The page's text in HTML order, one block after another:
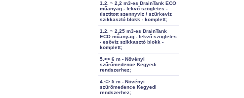
1.2. ~ 2,2 m3-es DrainTank ECO
műanyag - fekvő szögletes -
tisztított szennyvíz / szürkevíz
szikkasztó blokk - komplett;
1.2. ~ 2,25 m3-es DrainTank
ECO műanyag - fekvő szögletes
- esővíz szikkasztó blokk -
komplett;
5.<> 6 m - Növényi
szűrőmedence Kegyedi
rendszerhez;
4.<> 5 m - Növényi
szűrőmedence Kegyedi
rendszerhez;